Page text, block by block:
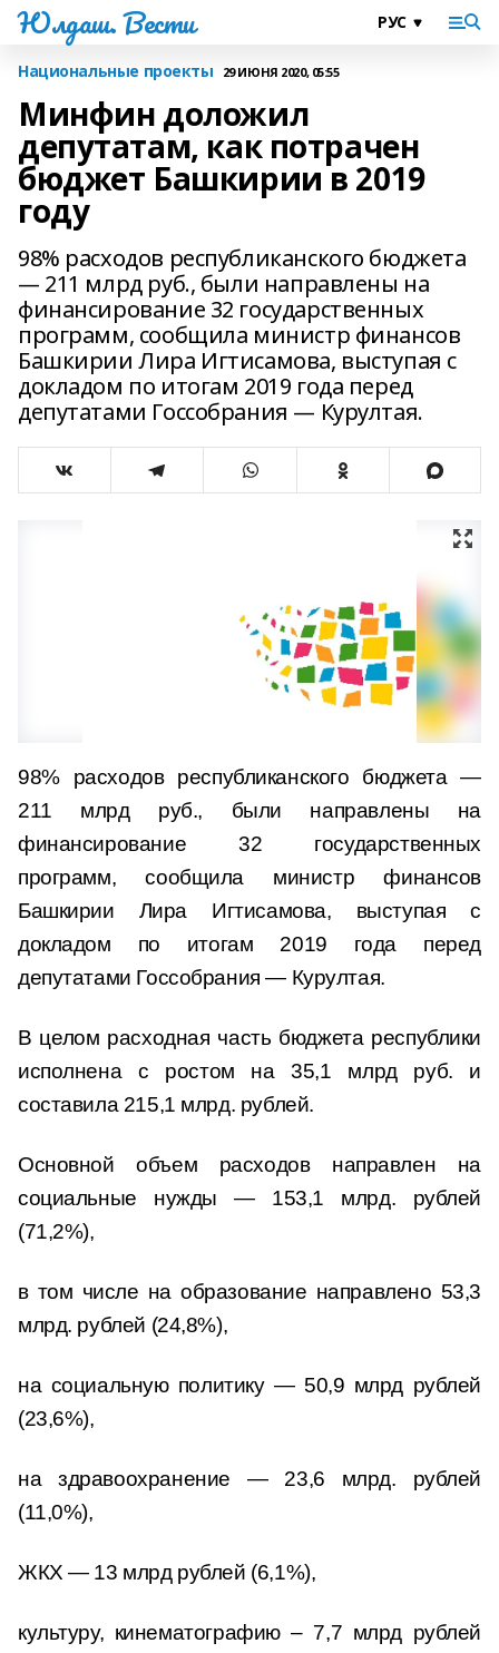
Юлдаш. Вести
Национальные проекты 29 ИЮНЯ 2020, 05:55
Минфин доложил
депутатам, как потрачен
бюджет Башкирии в 2019
году
98% расходов республиканского бюджета
— 211 млрд руб., были направлены на
финансирование 32 государственных
программ, сообщила министр финансов
Башкирии Лира Игтисамова, выступая с
докладом по итогам 2019 года перед
депутатами Госсобрания — Курултая.
98% расходов республиканского бюджета —
211 млрд руб., были направлены на
финансирование 32 государственных
программ, сообщила министр финансов
Башкирии Лира Игтисамова, выступая с
докладом по итогам 2019 года перед
депутатами Госсобрания — Курултая.
В целом расходная часть бюджета республики
исполнена с ростом на 35,1 млрд руб. и
составила 215,1 млрд. рублей.
Основной объем расходов направлен на
социальные нужды — 153,1 млрд. рублей
(71,2%),
в том числе на образование направлено 53,3
млрд. рублей (24,8%),
на социальную политику — 50,9 млрд рублей
(23,6%),
на здравоохранение — 23,6 млрд. рублей
(11,0%),
ЖКХ — 13 млрд рублей (6,1%),
культуру, кинематографию – 7,7 млрд рублей